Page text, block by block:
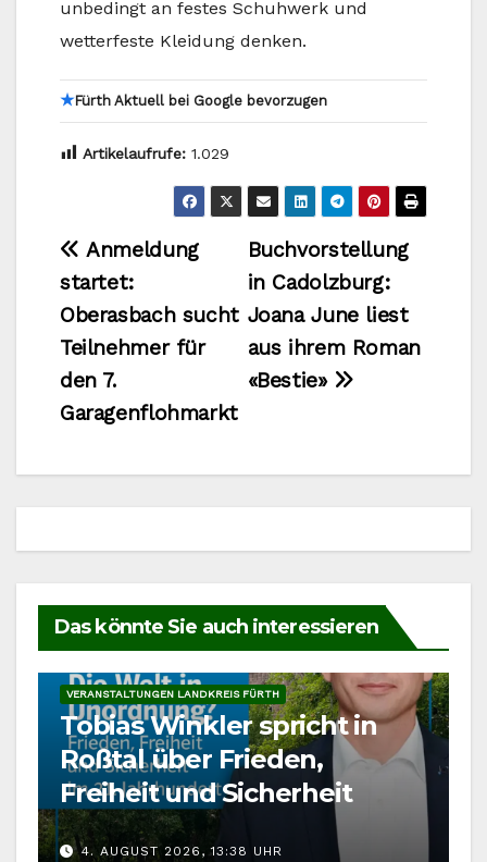
unbedingt an festes Schuhwerk und
wetterfeste Kleidung denken.
★Fürth Aktuell bei Google bevorzugen
Artikelaufrufe: 1.029
Beitragsnavigation
Buchvorstellung
in Cadolzburg:
Joana June liest
aus ihrem Roman
«Bestie»
Anmeldung
startet:
Oberasbach sucht
Teilnehmer für
den 7.
Garagenflohmarkt
Das könnte Sie auch interessieren
VERANSTALTUNGEN LANDKREIS FÜRTH
Tobias Winkler spricht in
Roßtal über Frieden,
Freiheit und Sicherheit
4. AUGUST 2026, 13:38 UHR